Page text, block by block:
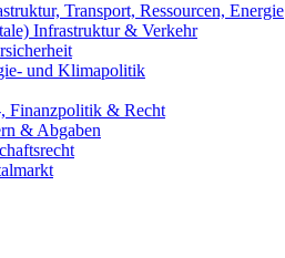
Transport, Ressourcen, Energie
Infrastruktur & Verkehr
und Klimapolitik
Finanzpolitik & Recht
& Abgaben